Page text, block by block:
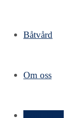
Båtvård
Om oss